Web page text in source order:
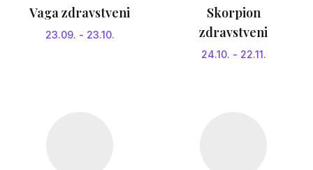
Vaga zdravstveni
23.09. - 23.10.
Skorpion
zdravstveni
24.10. - 22.11.